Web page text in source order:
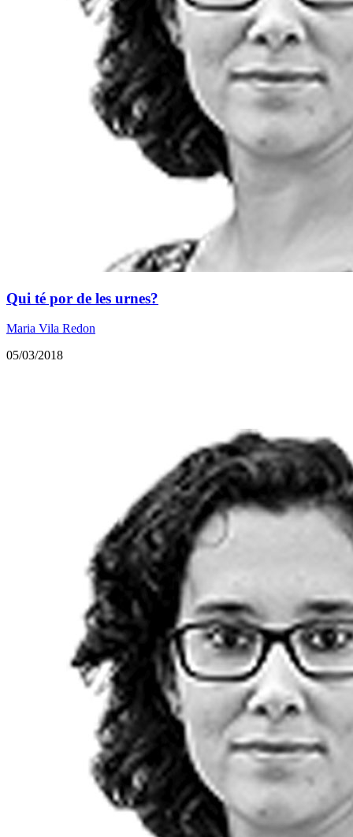
Qui té por de les urnes?
Maria Vila Redon
05/03/2018